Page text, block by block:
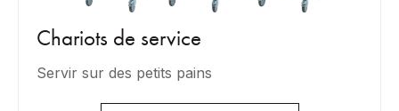
Chariots de service
Servir sur des petits pains